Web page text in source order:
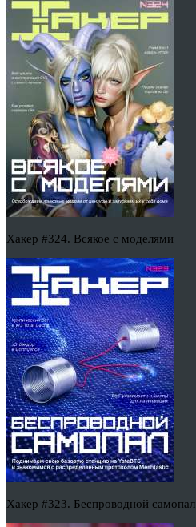
Хакер #324. Всякое с моделями
Хакер #323. Беспроводной самопал